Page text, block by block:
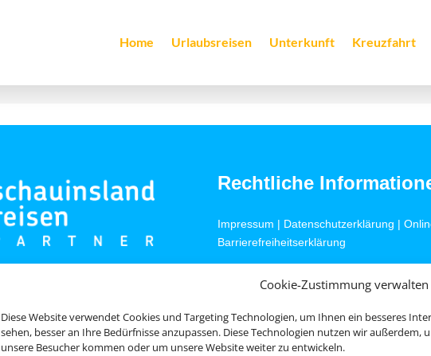
Cookie-Zustimmung verwalten
Diese Website verwendet Cookies und Targeting Technologien, um Ihnen ein besseres
sehen, besser an Ihre Bedürfnisse anzupassen. Diese Technologien nutzen wir außerdem,
unsere Besucher kommen oder um unsere Website weiter zu entwickeln.
Home Urlaubsreisen Unterkunft Kreuzfahrt
Rechtliche
Impressum | Datenschutzerklärung |
Barrierefreiheitserklärung
© 2026 • Schmetterling